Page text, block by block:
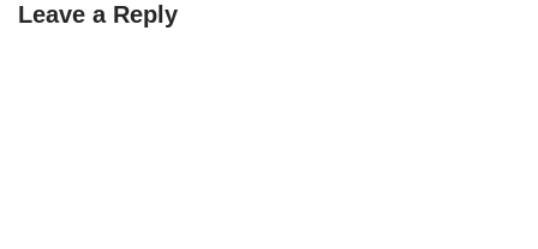
Leave a Reply